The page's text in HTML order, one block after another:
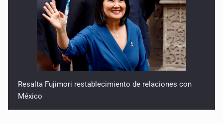
Resalta Fujimori restablecimiento de relaciones con
México